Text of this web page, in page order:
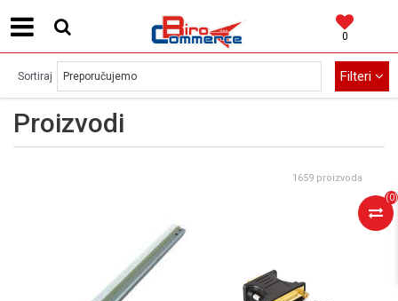
0
(0)
Proizvodi
Sortiraj Filteri
1659 proizvoda